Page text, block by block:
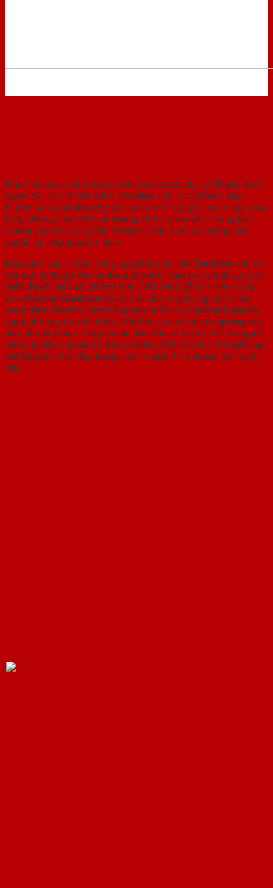
Nhà máy sản xuất Cửa SaiGonDoor được đặt tại Thạnh Xuân,
Quận 12, TP.Hồ Chí Minh. Với diện tích 20.000 m2, dây
truyền sản xuất đồng bộ các sản phẩm cửa gỗ ,cửa nhựa, cửa
thép chống cháy. Với sản lượng và thị phần nằm trong top
những công ty đứng đầu về ngành sản xuất cung ứng cửa
ngoài thị trường miền Nam.
Bên cạnh dây truyền công nghệ hiện đại, SaiGonDoor còn có
đội ngũ kỹ thuật viên lành nghề nhiều năm trong lĩnh vực sản
xuất đồ gỗ nội thất gỗ tự nhiên. Với dòng gỗ tự nhiên dòng
sản phẩm SaiGonDoor đã có mặt đáp ứng trong rất nhiều
công trình lớn nhỏ. Hệ thống sản phẩm của SaiGonDoor đa
dạng phong phú với nhiều chất liệu cửa dễ dàng đáp ứng mọi
yêu cầu từ khách hàng và các chủ đầu tư dự án. Với dòng gỗ
công nghiệp chịu nước đang chiếm vị trí chủ đạo, tiên phong
với thị phần dẫn đầu trong toàn ngành kinh doanh sản xuất
cửa.